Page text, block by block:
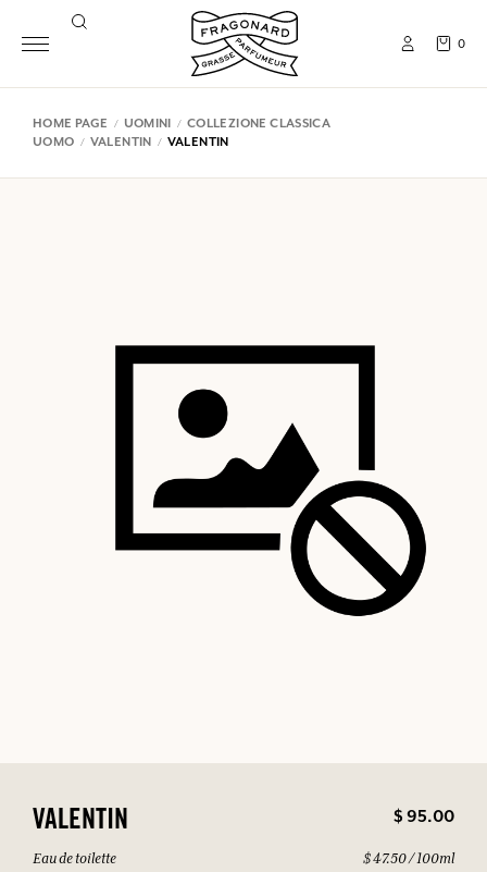
0
HOME PAGE UOMINI
COLLEZIONE CLASSICA
UOMO
VALENTIN VALENTIN
VALENTIN $ 95.00
Eau de toilette
$ 47.50 / 100ml